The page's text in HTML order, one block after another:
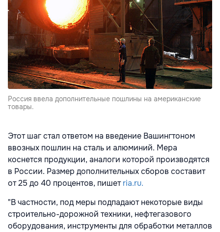
Россия ввела дополнительные пошлины на американские
товары.
Этот шаг стал ответом на введение Вашингтоном
ввозных пошлин на сталь и алюминий. Мера
коснется продукции, аналоги которой производятся
в России. Размер дополнительных сборов составит
от 25 до 40 процентов, пишетria.ru.
"В частности, под меры подпадают некоторые виды
строительно-дорожной техники, нефтегазового
оборудования, инструменты для обработки металлов